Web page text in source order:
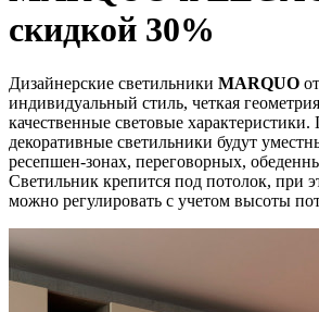
скидкой 30%
Дизайнерские светильники MARQUO
индивидуальный стиль, четкая
качественные световые
декоративные светильники будут
ресепшен-зонах, переговорных,
Светильник крепится под потолок, при
можно регулировать с учетом высоты